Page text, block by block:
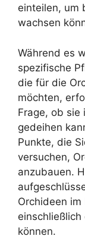
einteilen, um
wachsen
Während es
spezifische
die für die
möchten,
Frage, ob sie
gedeihen
Punkte, die
versuchen,
anzubauen.
Orchideen im
können.